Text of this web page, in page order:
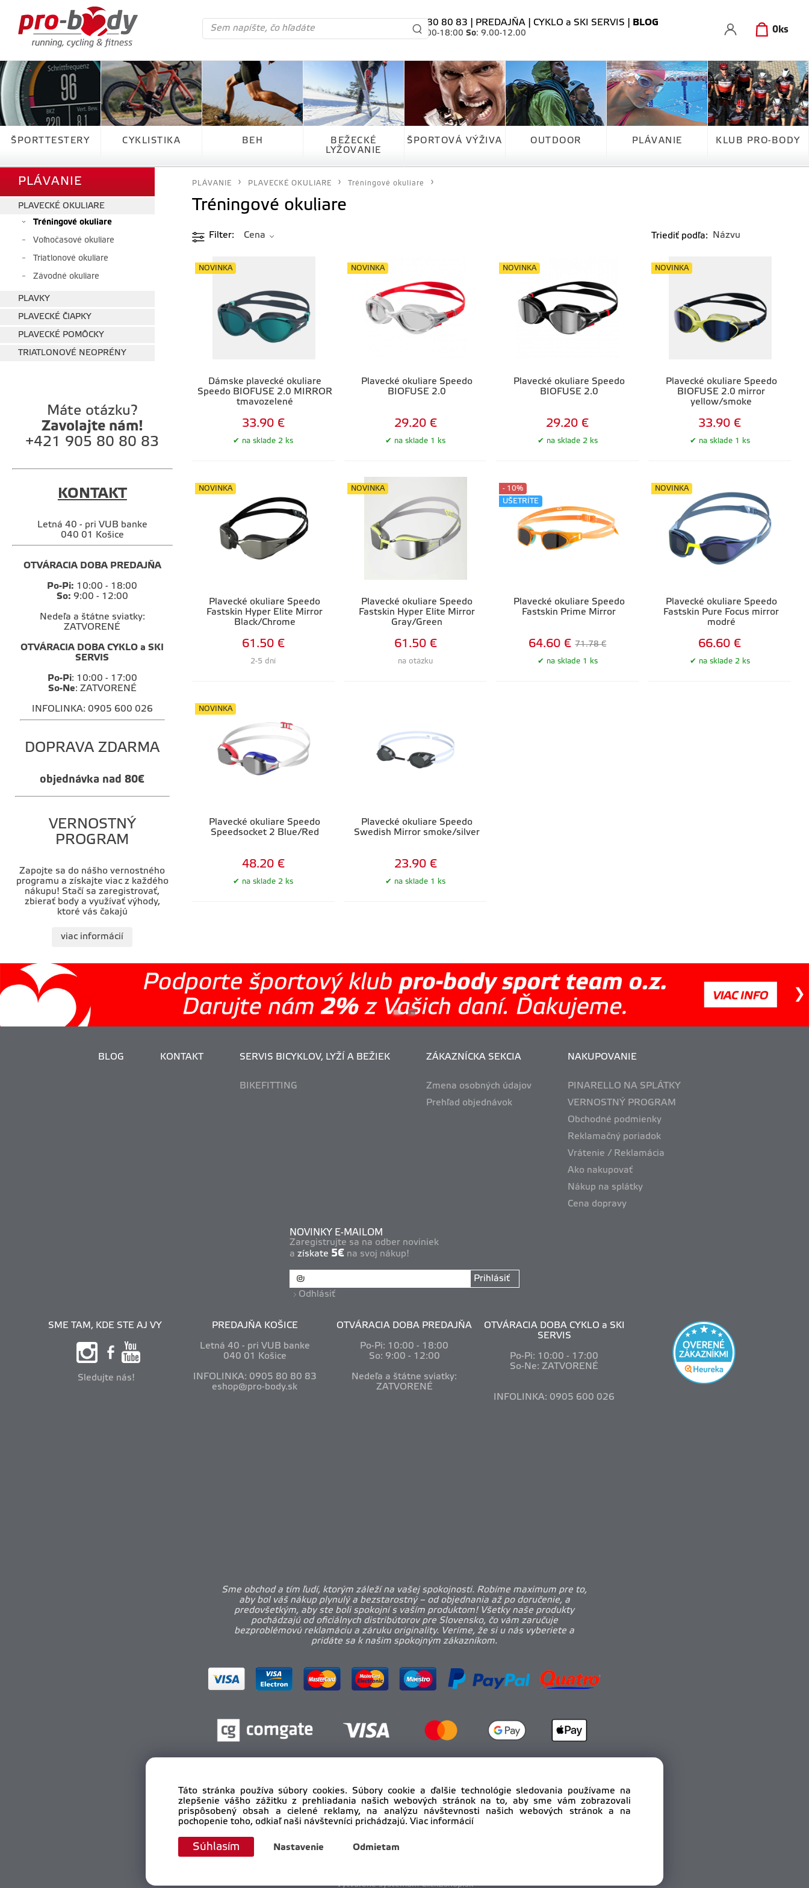
0 ks
tel. 0905 80 80 83 | PREDAJŇA CYKLO a SKI SERVIS BLOG
: 10.00-18:00 So: 9.00-12.00
ŠPORTTESTERY CYKLISTIKA BEH
BEŽECKÉ
LYŽOVANIE
ŠPORTOVÁ VÝŽIVA OUTDOOR PLÁVANIE KLUB PRO-BODY
PLÁVANIE
PLAVECKÉ OKULIARE
Tréningové okuliare
Voľnočasové okuliare
Triatlonové okuliare
Závodné okuliare
PLAVKY
PLAVECKÉ ČIAPKY
PLAVECKÉ POMÔCKY
TRIATLONOVÉ NEOPRÉNY
Máte otázku?
Zavolajte nám!
+421 905 80 80 83
KONTAKT
Letná 40 - pri VUB banke
040 01 Košice
OTVÁRACIA DOBA PREDAJŇA
Po-Pi: 10:00 - 18:00
So: 9:00 - 12:00
Nedeľa a štátne sviatky:
ZATVORENÉ
OTVÁRACIA DOBA CYKLO a SKI
SERVIS
Po-Pi: 10:00 - 17:00
So-Ne: ZATVORENÉ
INFOLINKA: 0905 600 026
DOPRAVA ZDARMA
objednávka nad 80€
VERNOSTNÝ
PROGRAM
Zapojte sa do nášho vernostného
programu a získajte viac z každého
nákupu! Stačí sa zaregistrovať,
zbierať body a využívať výhody,
ktoré vás čakajú
viac informácií
PLÁVANIE PLAVECKÉ OKULIARE Tréningové okuliare
Tréningové okuliare
Filter Cena Triediť podľa:
Dámske plavecké okuliare
Speedo BIOFUSE 2.0 MIRROR
tmavozelené
NOVINKA
na sklade 2 ks
33.90 €
Plavecké okuliare Speedo
BIOFUSE 2.0
NOVINKA
na sklade 1 ks
29.20 €
Plavecké okuliare Speedo
BIOFUSE 2.0
NOVINKA
na sklade 2 ks
29.20 €
Plavecké okuliare Speedo
BIOFUSE 2.0 mirror
yellow/smoke
NOVINKA
na sklade 1 ks
33.90 €
Plavecké okuliare Speedo
Fastskin Hyper Elite Mirror
Black/Chrome
NOVINKA
2-5 dní
61.50 €
Plavecké okuliare Speedo
Fastskin Hyper Elite Mirror
Gray/Green
NOVINKA
na otázku
61.50 €
Plavecké okuliare Speedo
Fastskin Prime Mirror
- 10%
UŠETRÍTE
na sklade 1 ks
64.60 € 71.78 €
Plavecké okuliare Speedo
Fastskin Pure Focus mirror
modré
NOVINKA
na sklade 2 ks
66.60 €
Plavecké okuliare Speedo
Speedsocket 2 Blue/Red
NOVINKA
na sklade 2 ks
48.20 €
Plavecké okuliare Speedo
Swedish Mirror smoke/silver
na sklade 1 ks
23.90 €
BLOG KONTAKT SERVIS BICYKLOV, LYŽÍ A BEŽIEK
BIKEFITTING
ZÁKAZNÍCKA SEKCIA
Zmena osobných údajov
Prehľad objednávok
NAKUPOVANIE
PINARELLO NA SPLÁTKY
VERNOSTNÝ PROGRAM
Obchodné podmienky
Reklamačný poriadok
Vrátenie / Reklamácia
Ako nakupovať
Nákup na splátky
Cena dopravy
NOVINKY E-MAILOM
Zaregistrujte sa na odber noviniek
a získate 5€ na svoj nákup!
Prihlásiť
Odhlásiť
SME TAM, KDE STE AJ VY
Sledujte nás!
PREDAJŇA KOŠICE
Letná 40 - pri VUB banke
040 01 Košice
INFOLINKA: 0905 80 80 83
eshop@pro-body.sk
OTVÁRACIA DOBA PREDAJŇA
Po-Pi: 10:00 - 18:00
So: 9:00 - 12:00
Nedeľa a štátne sviatky:
ZATVORENÉ
OTVÁRACIA DOBA CYKLO a SKI
SERVIS
Po-Pi: 10:00 - 17:00
So-Ne: ZATVORENÉ
INFOLINKA: 0905 600 026
Sme obchod a tím ľudí, ktorým záleží na vašej spokojnosti. Robíme maximum pre to,
aby bol váš nákup plynulý a bezstarostný – od objednania až po doručenie, a
predovšetkým, aby ste boli spokojní s vaším produktom! Všetky naše produkty
pochádzajú od oficiálnych distribútorov pre Slovensko, čo vám zaručuje
bezproblémovú reklamáciu a záruku originality. Veríme, že si u nás vyberiete a
pridáte sa k našim spokojným zákazníkom.
Copyright © 2012 - 2025 pro-body.sk, All rights reserved | DAHA s.r.o.
Vytvorené systémom ClickEshop.sk
Táto stránka používa súbory cookies. Súbory cookie a ďalšie technológie sledovania používame na
zlepšenie vášho zážitku z prehliadania našich webových stránok na to, aby sme vám zobrazovali
prispôsobený obsah a cielené reklamy, na analýzu návštevnosti našich webových stránok a na
pochopenie toho, odkiaľ naši návštevníci prichádzajú. Viac informácií
Súhlasím Nastavenie Odmietam